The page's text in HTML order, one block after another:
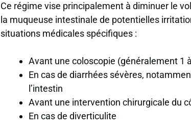
Ce régime vise principalement à diminuer le
la muqueuse intestinale de potentielles
situations médicales spécifiques :
Avant une coloscopie (généralement 1
En cas de diarrhées sévères,
l’intestin
Avant une intervention chirurgicale du
En cas de diverticulite